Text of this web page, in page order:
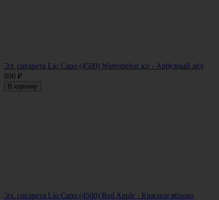
Эл. сигарета Lio Capo (4500) Watermelon ice - Арбузный лёд
890 ₽
В корзину
Эл. сигарета Lio Capo (4500) Red Apple - Красное яблоко